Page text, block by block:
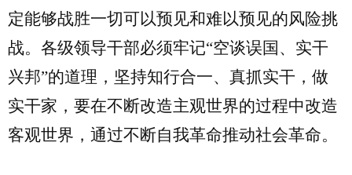
定能够战胜一切可以预见和难以预见的风险挑
战。各级领导干部必须牢记“空谈误国、实干
兴邦”的道理，坚持知行合一、真抓实干，做
实干家，要在不断改造主观世界的过程中改造
客观世界，通过不断自我革命推动社会革命。